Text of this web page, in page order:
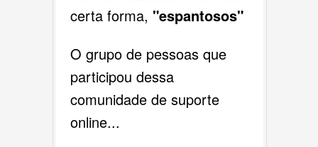
certa forma, "espantosos"
O grupo de pessoas que
participou dessa
comunidade de suporte
online...